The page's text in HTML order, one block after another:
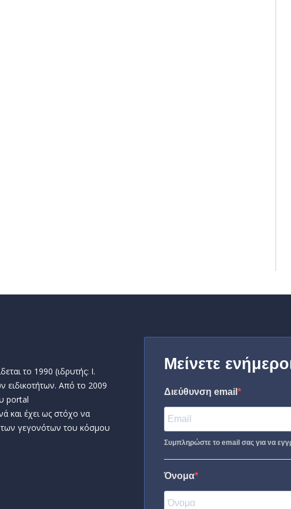
το 1990 (ιδρυτής: Ι.
ειδικοτήτων. Από το 2009
portal
και έχει ως στόχο να
γεγονότων του κόσμου
Μείνετε
Διεύθυνση email
Συμπληρώστε το email σας για να
Όνομα